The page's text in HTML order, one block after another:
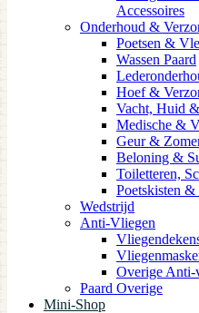
Accessoires
Onderhoud &
Poetsen &
Wassen Paard
Hoef &
Vacht, Huid
Medische &
Geur &
Beloning &
Toiletteren,
Poetskisten &
Wedstrijd
Anti-Vliegen
Overige Anti-
Paard Overige
Mini-Shop